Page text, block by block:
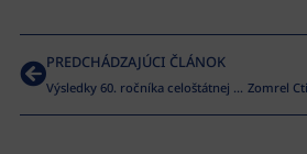
PREDCHÁDZAJÚCI ČLÁNOK
Výsledky 60. ročníka celoštátnej postupovej súťaže neprofesionálnej výtvarnej tvorby VÝTVARNÉ SPEKTRUM 2023